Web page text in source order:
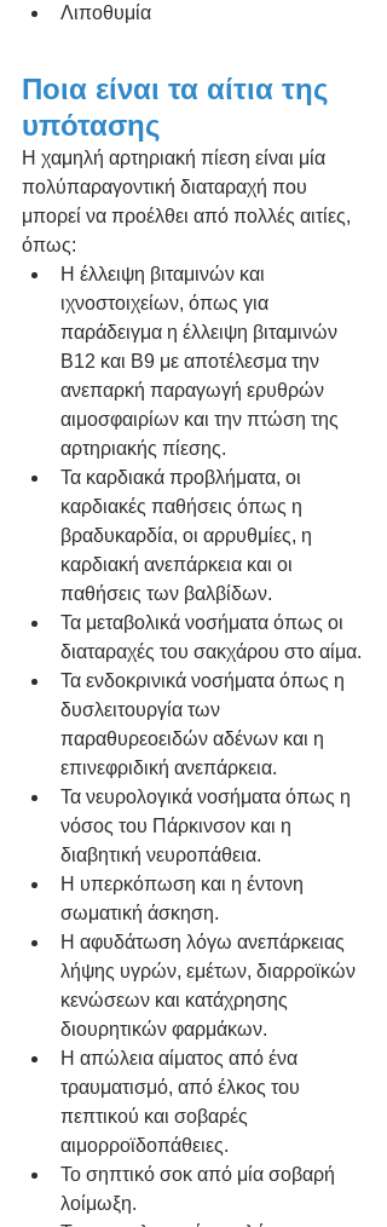
Λιποθυμία
Ποια είναι τα αίτια της
υπότασης
Η χαμηλή αρτηριακή πίεση είναι μία
πολύπαραγοντική διαταραχή που
μπορεί να προέλθει από πολλές αιτίες,
όπως:
Η έλλειψη βιταμινών και
ιχνοστοιχείων, όπως για
παράδειγμα η έλλειψη βιταμινών
Β12 και Β9 με αποτέλεσμα την
ανεπαρκή παραγωγή ερυθρών
αιμοσφαιρίων και την πτώση της
αρτηριακής πίεσης.
Τα καρδιακά προβλήματα, οι
καρδιακές παθήσεις όπως η
βραδυκαρδία, οι αρρυθμίες, η
καρδιακή ανεπάρκεια και οι
παθήσεις των βαλβίδων.
Τα μεταβολικά νοσήματα όπως οι
διαταραχές του σακχάρου στο αίμα.
Τα ενδοκρινικά νοσήματα όπως η
δυσλειτουργία των
παραθυρεοειδών αδένων και η
επινεφριδική ανεπάρκεια.
Τα νευρολογικά νοσήματα όπως η
νόσος του Πάρκινσον και η
διαβητική νευροπάθεια.
Η υπερκόπωση και η έντονη
σωματική άσκηση.
Η αφυδάτωση λόγω ανεπάρκειας
λήψης υγρών, εμέτων, διαρροϊκών
κενώσεων και κατάχρησης
διουρητικών φαρμάκων.
Η απώλεια αίματος από ένα
τραυματισμό, από έλκος του
πεπτικού και σοβαρές
αιμορροϊδοπάθειες.
Το σηπτικό σοκ από μία σοβαρή
λοίμωξη.